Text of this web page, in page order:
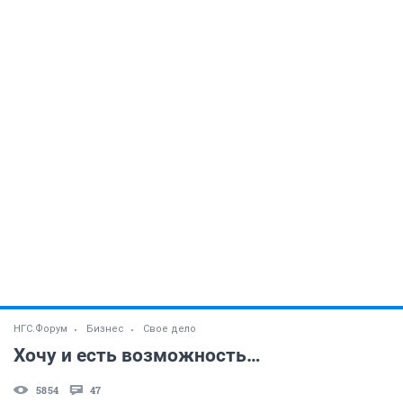
НГС.Форум Бизнес Свое дело
Хочу и есть возможность…
5854 47